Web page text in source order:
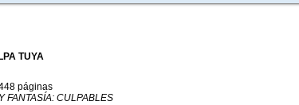
TUYA
páginas
FANTASÍA: CULPABLES